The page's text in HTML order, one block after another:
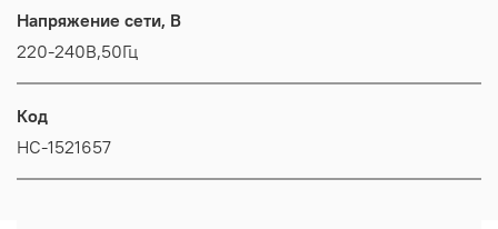
Напряжение сети, В
220-240В,50Гц
Код
НС-1521657